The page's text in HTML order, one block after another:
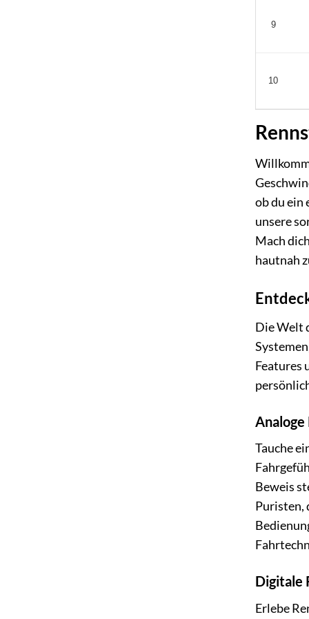
9
10
ob du ein
unsere
Mach
hautnah
Die Welt
Features
Tauche
Beweis
Puristen,
Digitale
Erlebe